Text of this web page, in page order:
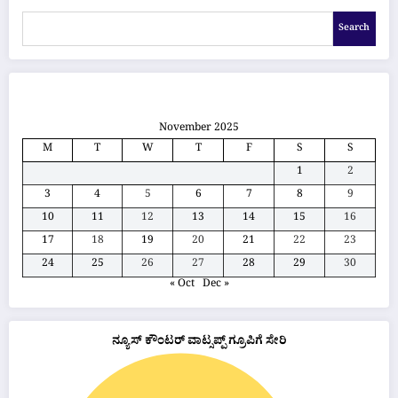
Search
November 2025
M
T W T F S
S
1
2
3
4 5 6 7 8
9
10
11 12 13 14 15
16
17
18 19 20 21 22
23
24
25 26 27 28 29
30
« Oct Dec »
ನ್ಯೂಸ್ ಕೌಂಟರ್ ವಾಟ್ಸಪ್ಪ್ ಗ್ರೂಪಿಗೆ ಸೇರಿ